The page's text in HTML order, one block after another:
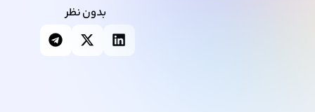
بدون نظر